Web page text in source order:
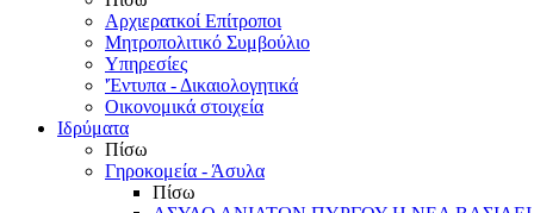
Αρχιερατκοί Επίτροποι
Μητροπολιτικό Συμβούλιο
Υπηρεσίες
'Έντυπα - Δικαιολογητικά
Οικονομικά στοιχεία
Ιδρύματα
Πίσω
Γηροκομεία - Άσυλα
Πίσω